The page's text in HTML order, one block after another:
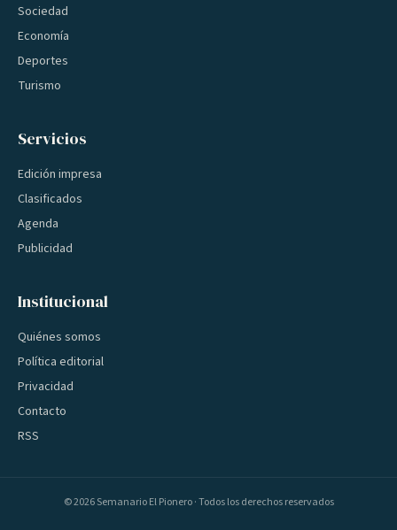
Sociedad
Economía
Deportes
Turismo
Servicios
Edición impresa
Clasificados
Agenda
Publicidad
Institucional
Quiénes somos
Política editorial
Privacidad
Contacto
RSS
©2026Semanario El Pionero · Todos los derechos reservados